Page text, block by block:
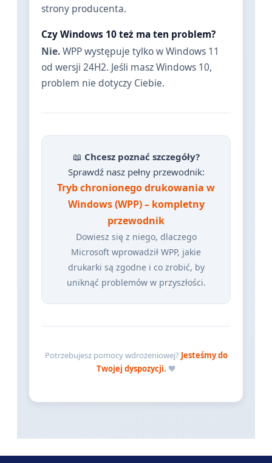
strony producenta.
Czy Windows 10 też ma ten problem?
Nie.WPP występuje tylko w Windows 11
od wersji 24H2. Jeśli masz Windows 10,
problem nie dotyczy Ciebie.
📖 Chcesz poznać szczegóły?
Sprawdź nasz pełny przewodnik:
Tryb chronionego drukowania w
Windows (WPP) – kompletny
przewodnik
Dowiesz się z niego, dlaczego
Microsoft wprowadził WPP, jakie
drukarki są zgodne i co zrobić, by
uniknąć problemów w przyszłości.
Potrzebujesz pomocy wdrożeniowej? Jesteśmy do
Twojej dyspozycji. 🧡